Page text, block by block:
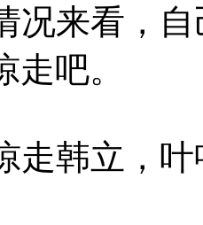
来看，自
吧。
韩立，叶